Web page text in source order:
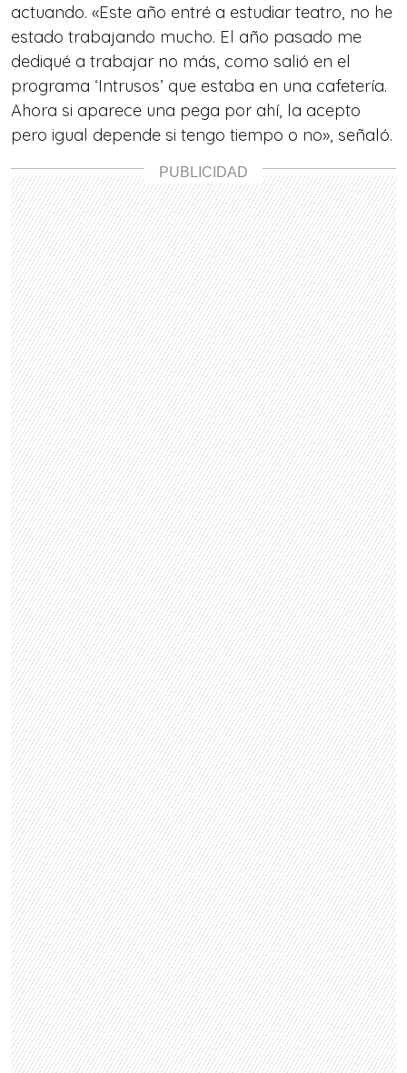
actuando. «Este año entré a estudiar teatro, no he
estado trabajando mucho. El año pasado me
dediqué a trabajar no más, como salió en el
programa ‘Intrusos’ que estaba en una cafetería.
Ahora si aparece una pega por ahí, la acepto
pero igual depende si tengo tiempo o no», señaló.